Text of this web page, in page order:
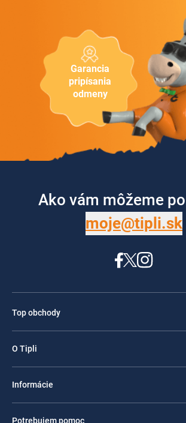
Garancia
pripísania
odmeny
Ako vám môžeme
moje@tipli.sk
Top obchody
O Tipli
Informácie
Potrebujem pomoc